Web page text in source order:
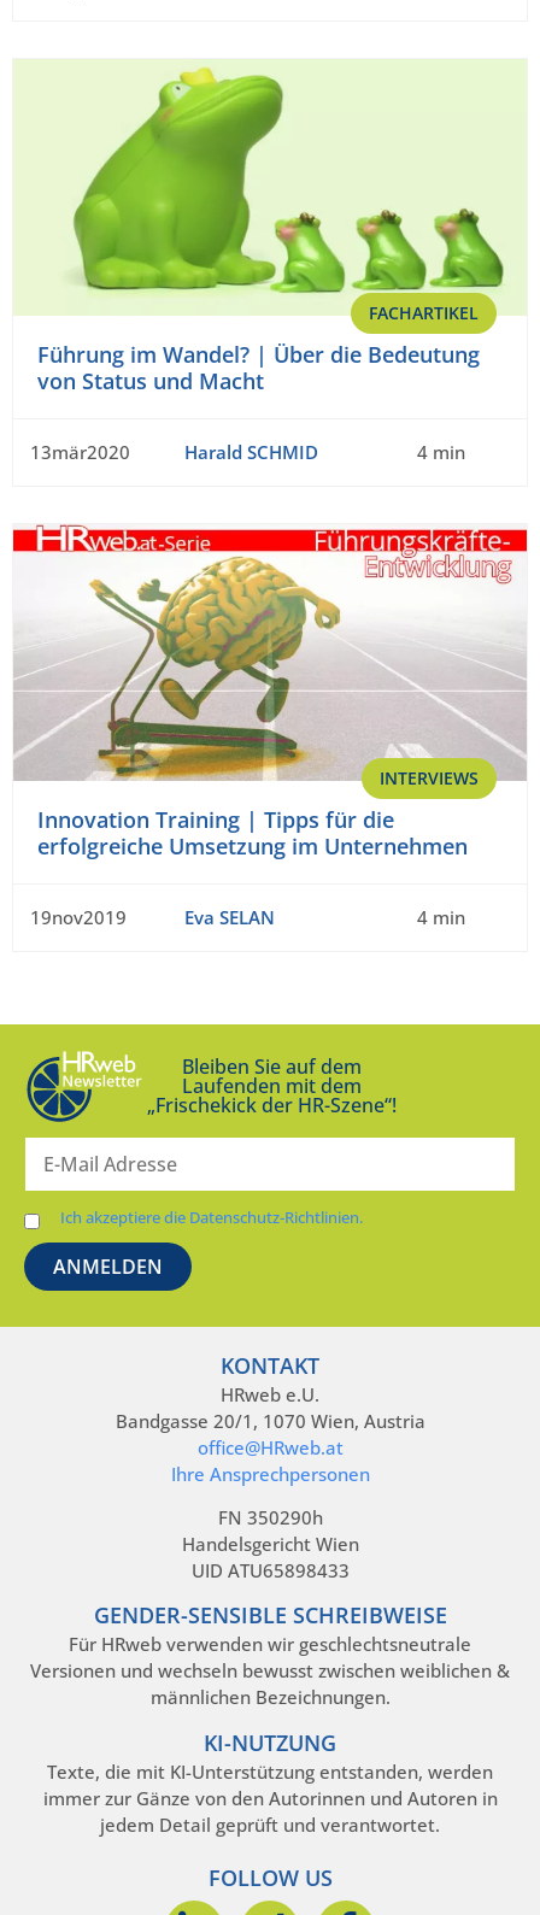
FACHARTIKEL
Führung im Wandel? | Über die Bedeutung
von Status und Macht
13mär2020 Harald SCHMID 4 min
INTERVIEWS
Innovation Training | Tipps für die
erfolgreiche Umsetzung im Unternehmen
19nov2019 Eva SELAN 4 min
Bleiben Sie auf dem
Laufenden mit dem
„Frischekick der HR-Szene“!
Ich akzeptiere die Datenschutz-Richtlinien.
KONTAKT
HRweb e.U.
Bandgasse 20/1, 1070 Wien, Austria
office@HRweb.at
Ihre Ansprechpersonen
FN 350290h
Handelsgericht Wien
UID ATU65898433
GENDER-SENSIBLE SCHREIBWEISE
Für HRweb verwenden wir geschlechtsneutrale
Versionen und wechseln bewusst zwischen weiblichen &
männlichen Bezeichnungen.
KI-NUTZUNG
Texte, die mit KI-Unterstützung entstanden, werden
immer zur Gänze von den Autorinnen und Autoren in
jedem Detail geprüft und verantwortet.
FOLLOW US